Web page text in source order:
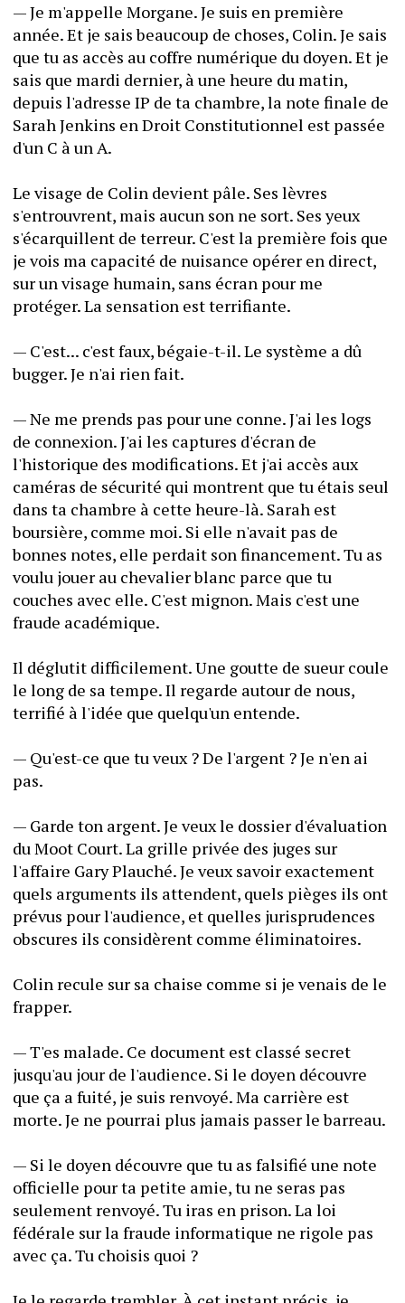
— Je m'appelle Morgane. Je suis en première
année. Et je sais beaucoup de choses, Colin. Je sais
que tu as accès au coffre numérique du doyen. Et je
sais que mardi dernier, à une heure du matin,
depuis l'adresse IP de ta chambre, la note finale de
Sarah Jenkins en Droit Constitutionnel est passée
d'un C à un A.
Le visage de Colin devient pâle. Ses lèvres
s'entrouvrent, mais aucun son ne sort. Ses yeux
s'écarquillent de terreur. C'est la première fois que
je vois ma capacité de nuisance opérer en direct,
sur un visage humain, sans écran pour me
protéger. La sensation est terrifiante.
— C'est... c'est faux, bégaie-t-il. Le système a dû
bugger. Je n'ai rien fait.
— Ne me prends pas pour une conne. J'ai les logs
de connexion. J'ai les captures d'écran de
l'historique des modifications. Et j'ai accès aux
caméras de sécurité qui montrent que tu étais seul
dans ta chambre à cette heure-là. Sarah est
boursière, comme moi. Si elle n'avait pas de
bonnes notes, elle perdait son financement. Tu as
voulu jouer au chevalier blanc parce que tu
couches avec elle. C'est mignon. Mais c'est une
fraude académique.
Il déglutit difficilement. Une goutte de sueur coule
le long de sa tempe. Il regarde autour de nous,
terrifié à l'idée que quelqu'un entende.
— Qu'est-ce que tu veux ? De l'argent ? Je n'en ai
pas.
— Garde ton argent. Je veux le dossier d'évaluation
du Moot Court. La grille privée des juges sur
l'affaire Gary Plauché. Je veux savoir exactement
quels arguments ils attendent, quels pièges ils ont
prévus pour l'audience, et quelles jurisprudences
obscures ils considèrent comme éliminatoires.
Colin recule sur sa chaise comme si je venais de le
frapper.
— T'es malade. Ce document est classé secret
jusqu'au jour de l'audience. Si le doyen découvre
que ça a fuité, je suis renvoyé. Ma carrière est
morte. Je ne pourrai plus jamais passer le barreau.
— Si le doyen découvre que tu as falsifié une note
officielle pour ta petite amie, tu ne seras pas
seulement renvoyé. Tu iras en prison. La loi
fédérale sur la fraude informatique ne rigole pas
avec ça. Tu choisis quoi ?